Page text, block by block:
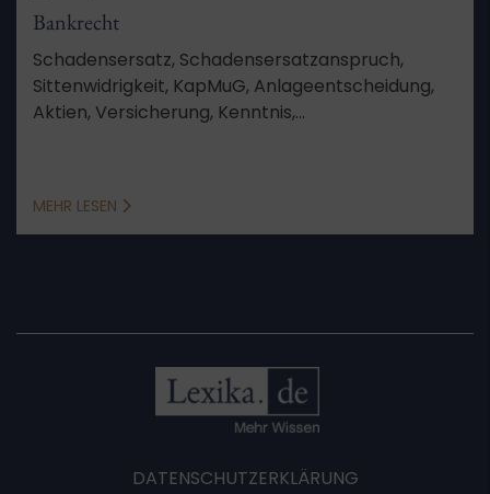
Bankrecht
Schadensersatz, Schadensersatzanspruch,
Sittenwidrigkeit, KapMuG, Anlageentscheidung,
Aktien, Versicherung, Kenntnis,
MEHR LESEN
DATENSCHUTZERKLÄRUNG